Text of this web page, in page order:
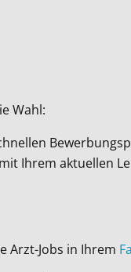
Wahl:
Ihrem aktuellen
Arzt-Jobs in Ihrem